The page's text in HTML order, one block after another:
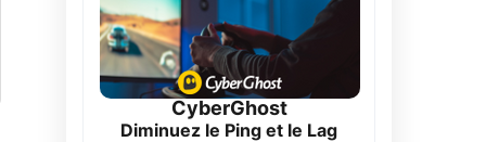
CyberGhost
Diminuez le Ping et le Lag